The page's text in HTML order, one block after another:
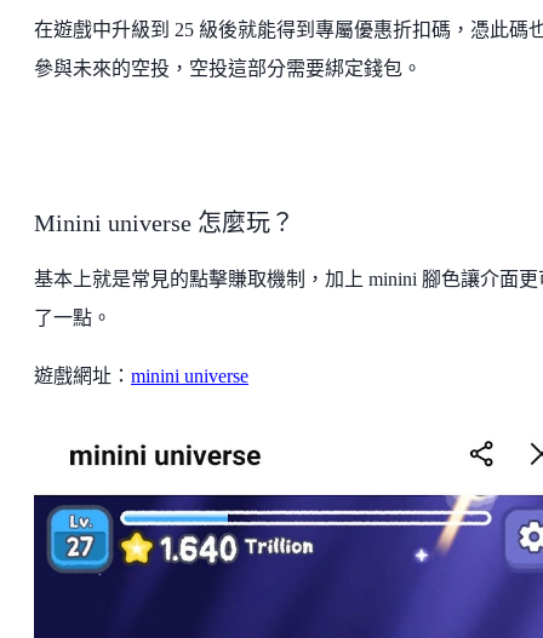
在遊戲中升級到 25 級後就能得到專屬優惠折扣碼，憑此碼
參與未來的空投，空投這部分需要綁定錢包。
Minini universe 怎麼玩？
基本上就是常見的點擊賺取機制，加上 minini 腳色讓介面更
了一點。
遊戲網址： minini universe